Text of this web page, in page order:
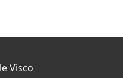
Visco